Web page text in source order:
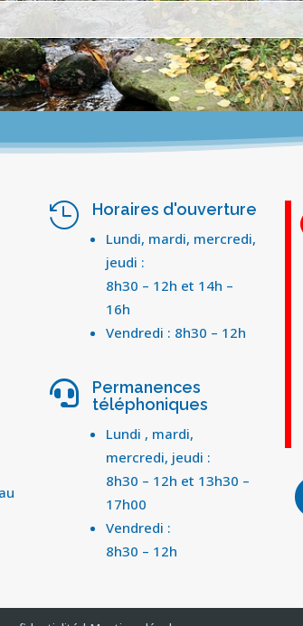
 Horaires d'ouverture
Lundi, mardi, mercredi,
jeudi :
8h30 – 12h et 14h –
16h
Vendredi : 8h30 – 12h

Permanences
téléphoniques
Lundi , mardi,
mercredi, jeudi :
8h30 – 12h et 13h30 –
17h00
Vendredi :
8h30 – 12h